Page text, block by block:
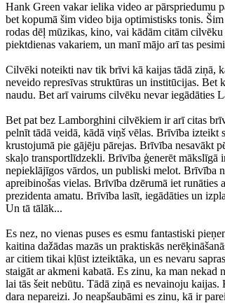
Hank Green vakar ielika video ar pārspriedumu
bet kopumā šim video bija optimistisks tonis.
rodas dēļ mūzikas, kino, vai kādām citām
piektdienas vakariem, un manī mājo arī tas
Cilvēki noteikti nav tik brīvi kā kaijas tādā ziņā,
neveido represīvas struktūras un institūcijas.
naudu. Bet arī vairums cilvēku nevar iegādāties
Bet pat bez Lamborghini cilvēkiem ir arī citas
pelnīt tādā veidā, kādā viņš vēlas. Brīvība
krustojumā pie gājēju pārejas. Brīvība nesavākt
skaļo transportlīdzekli. Brīvība ģenerēt mākslīgā
nepieklājīgos vārdos, un publiski melot. Brīvība
apreibinošas vielas. Brīvība dzērumā iet
prezidenta amatu. Brīvība lasīt, iegādāties un
Un tā tālāk...
Es nez, no vienas puses es esmu fantastiski
kaitina dažādas mazās un praktiskās
ar citiem tikai kļūst izteiktāka, un es nevaru
staigāt ar akmeni kabatā. Es zinu, ka man nekad
lai tās šeit nebūtu. Tādā ziņā es nevainoju
dara nepareizi. Jo neapšaubāmi es zinu, kā ir